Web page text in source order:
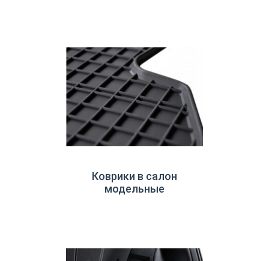
Коврики в салон
модельные